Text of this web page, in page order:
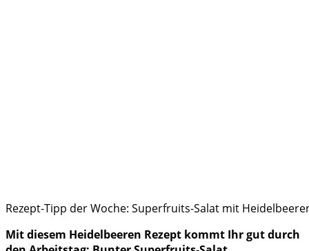
Rezept-Tipp der Woche: Superfruits-Salat mit
Mit diesem Heidelbeeren Rezept kommt Ihr gut durch